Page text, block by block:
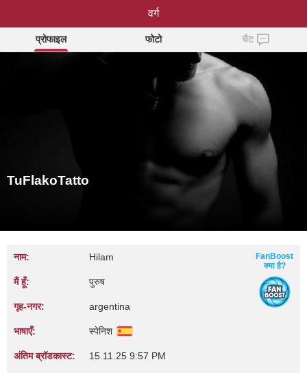
TuFlakoTatto
प्रोफाइल फोटो चैट
TuFlakoTatto
नाम: Hilam
मैं हूँ: पुरुष
गृह‑नगर: argentina
भाषाएँ: स्पेनिश
अंतिम ब्रॉडकास्ट: 15.11.25 9:57 PM
FanBoost
क्या है?
वर्ग